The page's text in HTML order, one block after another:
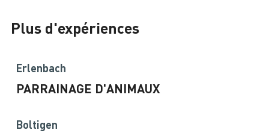
Plus d'expériences
Erlenbach
PARRAINAGE D'ANIMAUX
Boltigen